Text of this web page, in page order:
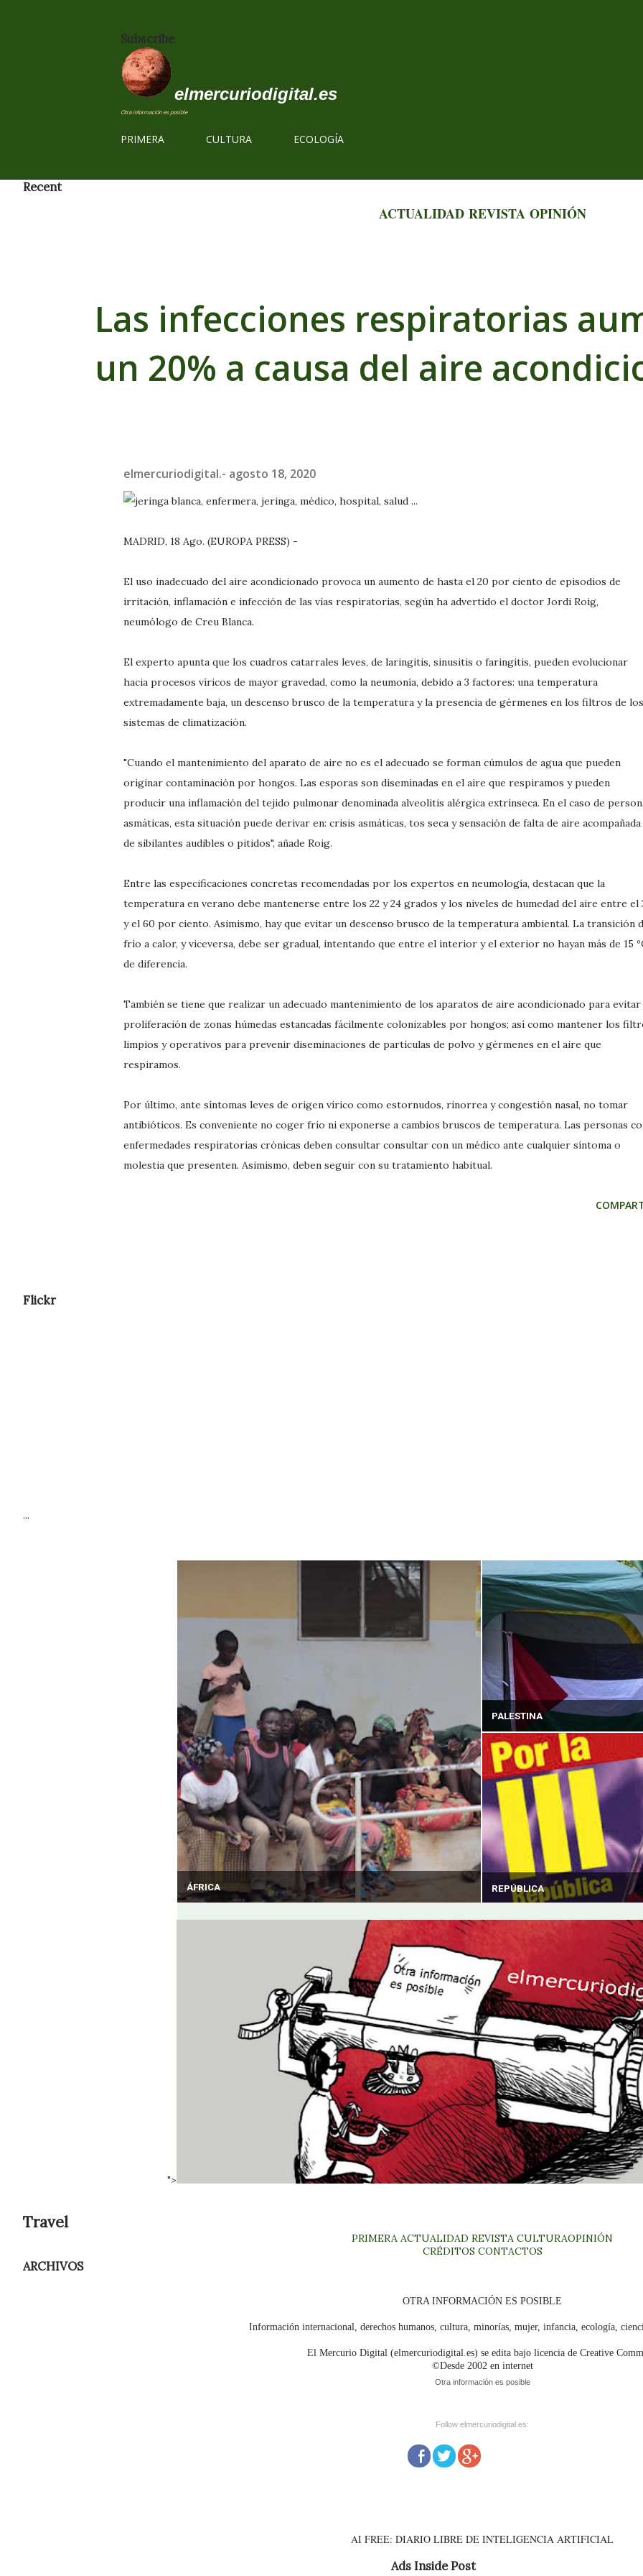
Subscribe
elmercuriodigital.es
Otra información es posible
PRIMERA CULTURA ECOLOGÍA
Recent
ACTUALIDAD REVISTA OPINIÓN
Las infecciones respiratorias
un 20% a causa del aire
elmercuriodigital.- agosto 18, 2020
MADRID, 18 Ago. (EUROPA PRESS) -
El uso inadecuado del aire acondicionado provoca un aumento de hasta el 20 por ciento de episodios de
irritación, inflamación e infección de las vías respiratorias, según ha advertido el doctor Jordi Roig,
neumólogo de Creu Blanca.
El experto apunta que los cuadros catarrales leves, de laringitis, sinusitis o faringitis, pueden evolucionar
hacia procesos víricos de mayor gravedad, como la neumonía, debido a 3 factores: una temperatura
extremadamente baja, un descenso brusco de la temperatura y la presencia de gérmenes en los filtros de los
sistemas de climatización.
"Cuando el mantenimiento del aparato de aire no es el adecuado se forman cúmulos de agua que pueden
originar contaminación por hongos. Las esporas son diseminadas en el aire que respiramos y pueden
producir una inflamación del tejido pulmonar denominada alveolitis alérgica extrínseca. En el caso de
asmáticas, esta situación puede derivar en: crisis asmáticas, tos seca y sensación de falta de aire acompañada
de sibilantes audibles o pitidos", añade Roig.
Entre las especificaciones concretas recomendadas por los expertos en neumología, destacan que la
temperatura en verano debe mantenerse entre los 22 y 24 grados y los niveles de humedad del aire entre el
y el 60 por ciento. Asimismo, hay que evitar un descenso brusco de la temperatura ambiental. La transición
frío a calor, y viceversa, debe ser gradual, intentando que entre el interior y el exterior no hayan más de 15
de diferencia.
También se tiene que realizar un adecuado mantenimiento de los aparatos de aire acondicionado para evitar
proliferación de zonas húmedas estancadas fácilmente colonizables por hongos; así como mantener los
limpios y operativos para prevenir diseminaciones de partículas de polvo y gérmenes en el aire que
respiramos.
Por último, ante síntomas leves de origen vírico como estornudos, rinorrea y congestión nasal, no tomar
antibióticos. Es conveniente no coger frío ni exponerse a cambios bruscos de temperatura. Las personas
enfermedades respiratorias crónicas deben consultar consultar con un médico ante cualquier síntoma o
molestia que presenten. Asimismo, deben seguir con su tratamiento habitual.
Flickr
...
ÁFRICA
PALESTINA
REPÚBLICA
">
Travel
PRIMERA ACTUALIDAD REVISTA CULTURAOPINIÓN
CRÉDITOSCONTACTOS
ARCHIVOS
OTRA INFORMACIÓN ES POSIBLE
Información internacional, derechos humanos, cultura, minorías, mujer, infancia, ecología,
El Mercurio Digital (elmercuriodigital.es) se edita bajo licencia de Creative
©Desde 2002 en internet
Otra información es posible
Follow elmercuriodigital.es:
AI FREE: DIARIO LIBRE DE INTELIGENCIA ARTIFICIAL
Ads Inside Post